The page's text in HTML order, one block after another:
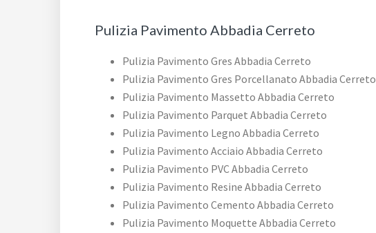
Pulizia Pavimento Abbadia Cerreto
Pulizia Pavimento Gres Abbadia Cerreto
Pulizia Pavimento Gres Porcellanato Abbadia Cerreto
Pulizia Pavimento Massetto Abbadia Cerreto
Pulizia Pavimento Parquet Abbadia Cerreto
Pulizia Pavimento Legno Abbadia Cerreto
Pulizia Pavimento Acciaio Abbadia Cerreto
Pulizia Pavimento PVC Abbadia Cerreto
Pulizia Pavimento Resine Abbadia Cerreto
Pulizia Pavimento Cemento Abbadia Cerreto
Pulizia Pavimento Moquette Abbadia Cerreto